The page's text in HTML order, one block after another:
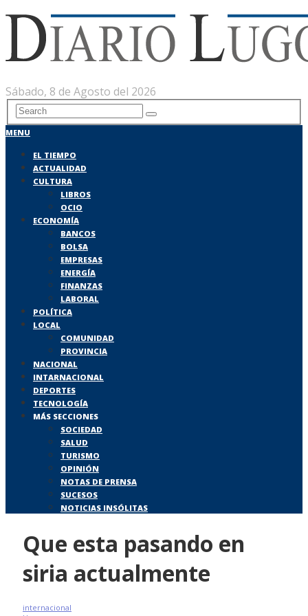
Sábado, 8 de Agosto del 2026
MENU
EL TIEMPO
ACTUALIDAD
CULTURA
LIBROS
OCIO
ECONOMÍA
BANCOS
BOLSA
EMPRESAS
ENERGÍA
FINANZAS
LABORAL
POLÍTICA
LOCAL
COMUNIDAD
PROVINCIA
NACIONAL
INTARNACIONAL
DEPORTES
TECNOLOGÍA
MÁS SECCIONES
SOCIEDAD
SALUD
TURISMO
OPINIÓN
NOTAS DE PRENSA
SUCESOS
NOTICIAS INSÓLITAS
Que esta pasando en
siria actualmente
internacional